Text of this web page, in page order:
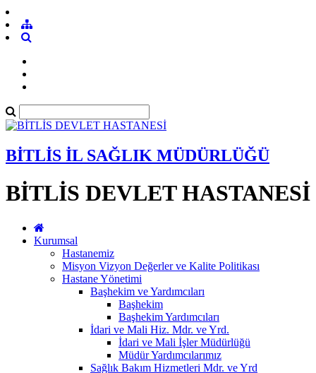
BİTLİS İL SAĞLIK MÜDÜRLÜĞÜ
BİTLİS DEVLET HASTANESİ
Kurumsal
Hastanemiz
Misyon Vizyon Değerler ve Kalite Politikası
Hastane Yönetimi
Başhekim ve Yardımcıları
Başhekim
Başhekim Yardımcıları
İdari ve Mali Hiz. Mdr. ve Yrd.
İdari ve Mali İşler Müdürlüğü
Müdür Yardımcılarımız
Sağlık Bakım Hizmetleri Mdr. ve Yrd